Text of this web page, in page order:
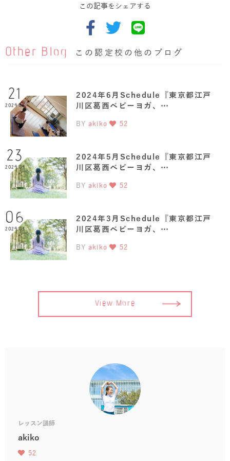
この記事をシェアする
Other Blog この認定校の他のブログ
21
2024.05
2024年6月Schedule『東京都江戸
川区葛西ベビーヨガ、…
BY akiko 52
23
2024.04
2024年5月Schedule『東京都江戸
川区葛西ベビーヨガ、…
BY akiko 52
06
2024.03
2024年3月Schedule『東京都江戸
川区葛西ベビーヨガ、…
BY akiko 52
View More
レッスン講師
akiko
52